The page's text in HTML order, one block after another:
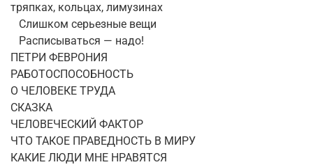
тряпках, кольцах, лимузинах
Слишком серьезные вещи
Расписываться — надо!
ПЕТРИ ФЕВРОНИЯ
РАБОТОСПОСОБНОСТЬ
О ЧЕЛОВЕКЕ ТРУДА
СКАЗКА
ЧЕЛОВЕЧЕСКИЙ ФАКТОР
ЧТО ТАКОЕ ПРАВЕДНОСТЬ В МИРУ
КАКИЕ ЛЮДИ МНЕ НРАВЯТСЯ